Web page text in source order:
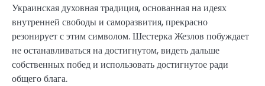
Украинская духовная традиция, основанная на идеях
внутренней свободы и саморазвития, прекрасно
резонирует с этим символом. Шестерка Жезлов побуждает
не останавливаться на достигнутом, видеть дальше
собственных побед и использовать достигнутое ради
общего блага.